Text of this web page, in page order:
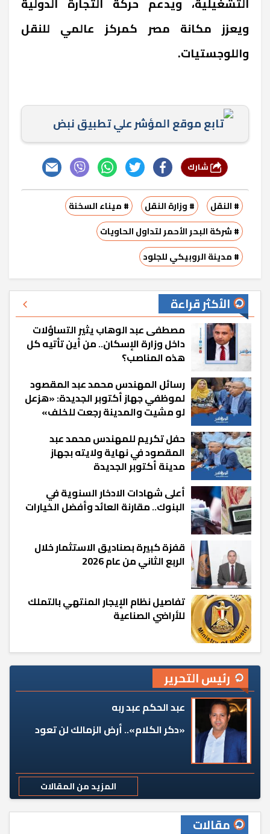
ويعزز مكانة مصر كمركز عالمي للنقل
واللوجستيات.
تابع موقع المؤشر علي تطبيق نبض
# النقل # وزارة النقل
# ميناء السخنة
# شركة البحر الأحمر لتداول الحاويات
# مدينة الروبيكي للجلود
الأكثر قراءة
مصطفى عبد الوهاب يثير التساؤلات
داخل وزارة الإسكان.. من أين تأتيه كل
هذه المناصب؟
رسائل المهندس محمد عبد المقصود
لموظفي جهاز أكتوبر الجديدة: «هزعل
لو مشيت والمدينة رجعت للخلف»
حفل تكريم للمهندس محمد عبد
المقصود في نهاية ولايته بجهاز
مدينة أكتوبر الجديدة
أعلى شهادات الادخار السنوية في
البنوك.. مقارنة العائد وأفضل الخيارات
قفزة كبيرة بصناديق الاستثمار خلال
الربع الثاني من عام 2026
تفاصيل نظام الإيجار المنتهي بالتملك
للأراضي الصناعية
رئيس التحرير
عبد الحكم عبد ربه
«دكر الكلام».. أرض الزمالك لن تعود
المزيد من المقالات
مقالات